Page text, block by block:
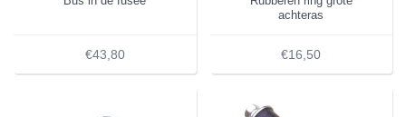
€43,80
achteras
€16,50